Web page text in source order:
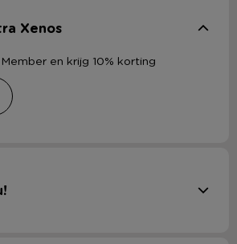
Xenos
en krijg 10% korting